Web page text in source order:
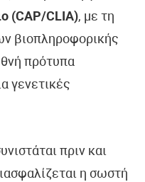
(CAP/CLIA), με τη
βιοπληροφορικής
πρότυπα
γενετικές
πριν και
η σωστή